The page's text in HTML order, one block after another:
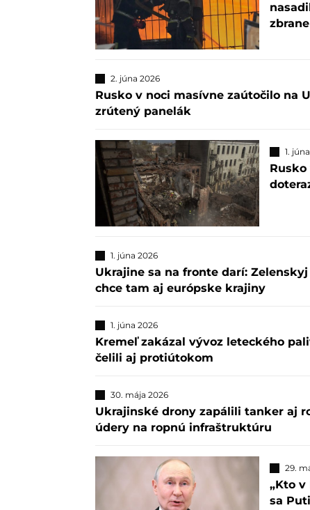
zbrane
2. júna 2026
Rusko v noci masívne zaútočilo na
zrútený panelák
1.
1. júna 2026
Ukrajine sa na fronte darí:
chce tam aj európske krajiny
1. júna 2026
Kremeľ zakázal vývoz leteckého
čelili aj protiútokom
30. mája 2026
Ukrajinské drony zapálili tanker aj
údery na ropnú infraštruktúru
29.
„Kto v
sa